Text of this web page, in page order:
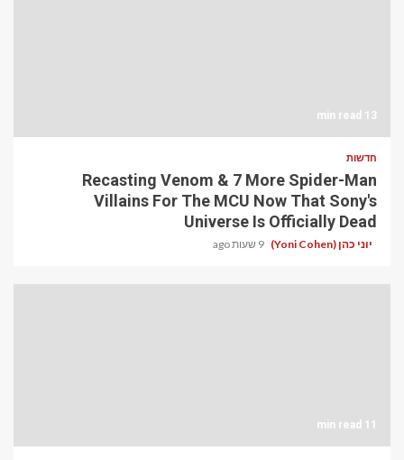
13 min read
חדשות
Recasting Venom & 7 More Spider-Man
Villains For The MCU Now That Sony's
Universe Is Officially Dead
יוני כהן (Yoni Cohen) 9 שעות ago
11 min read